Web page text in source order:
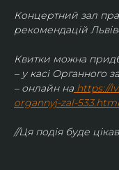
Концертний зал
рекомендацій
Квитки можна
– у касі Органного
– онлайн на https://
organnyj-zal-533.html
//Ця подія буде